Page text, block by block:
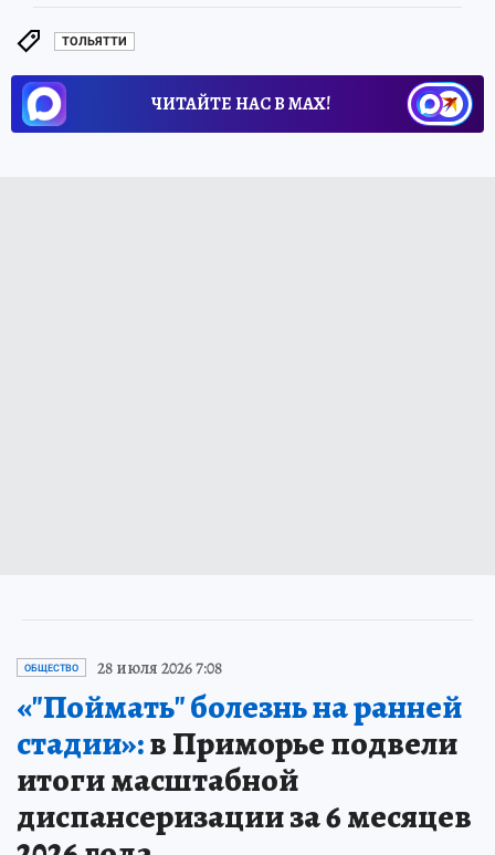
ТОЛЬЯТТИ
ЧИТАЙТЕ НАС В МАХ!
ОБЩЕСТВО 28 июля 2026 7:08
«"Поймать" болезнь на ранней
стадии»:в Приморье подвели
итоги масштабной
диспансеризации за 6 месяцев